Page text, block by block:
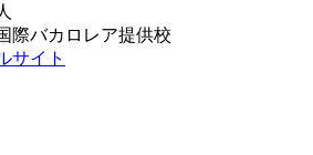
際バカロレア提供校
サイト